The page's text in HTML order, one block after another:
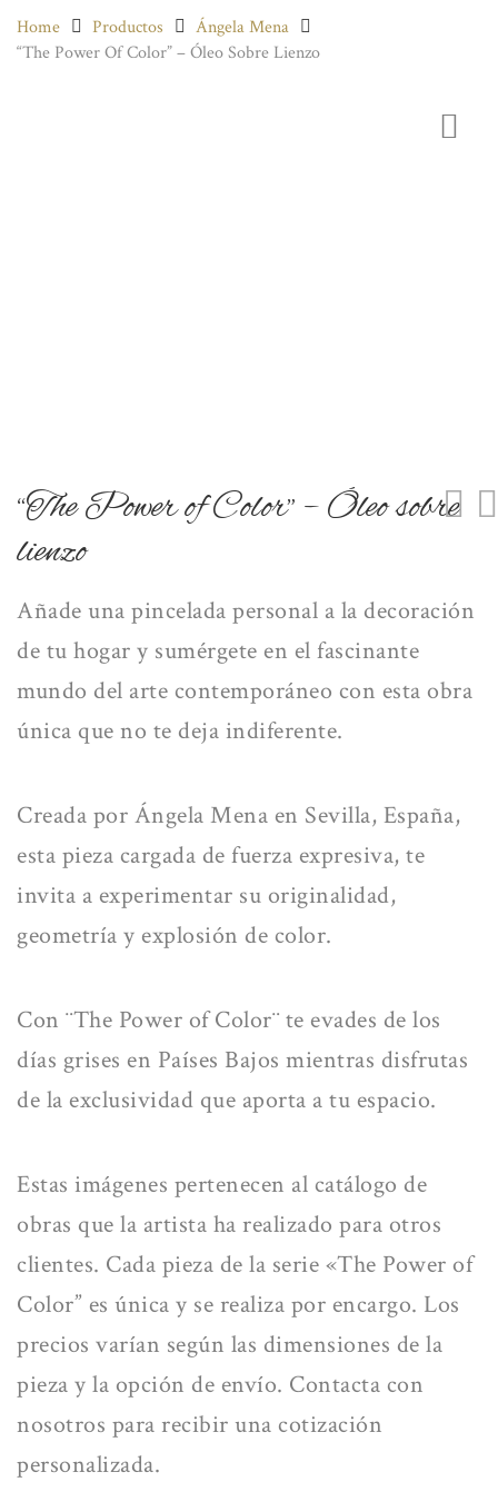
Home Productos
Ángela Mena
“The Power Of Color” – Óleo Sobre Lienzo
“The Power of Color” – Óleo sobre
lienzo
Añade una pincelada personal a la decoración
de tu hogar y sumérgete en el fascinante
mundo del arte contemporáneo con esta obra
única que no te deja indiferente.
Creada por Ángela Mena en Sevilla, España,
esta pieza cargada de fuerza expresiva, te
invita a experimentar su originalidad,
geometría y explosión de color.
Con ¨The Power of Color¨ te evades de los
días grises en Países Bajos mientras disfrutas
de la exclusividad que aporta a tu espacio.
Estas imágenes pertenecen al catálogo de
obras que la artista ha realizado para otros
clientes. Cada pieza de la serie «The Power of
Color” es única y se realiza por encargo. Los
precios varían según las dimensiones de la
pieza y la opción de envío. Contacta con
nosotros para recibir una cotización
personalizada.